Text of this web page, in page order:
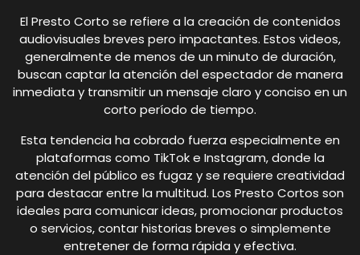
El Presto Corto se refiere a la creación de contenidos
audiovisuales breves pero impactantes. Estos videos,
generalmente de menos de un minuto de duración,
buscan captar la atención del espectador de manera
inmediata y transmitir un mensaje claro y conciso en un
corto período de tiempo.
Esta tendencia ha cobrado fuerza especialmente en
plataformas como TikTok e Instagram, donde la
atención del público es fugaz y se requiere creatividad
para destacar entre la multitud. Los Presto Cortos son
ideales para comunicar ideas, promocionar productos
o servicios, contar historias breves o simplemente
entretener de forma rápida y efectiva.